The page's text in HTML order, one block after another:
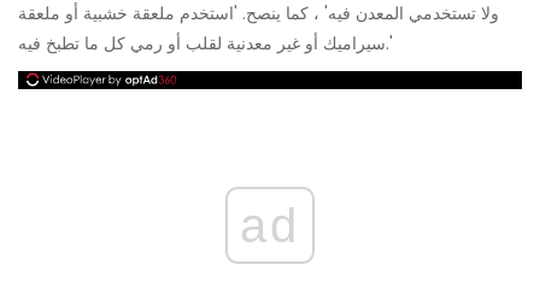
ولا تستخدمي المعدن فيه' ، كما ينصح. 'استخدم ملعقة خشبية أو ملعقة
سيراميك أو غير معدنية لقلب أو رمي كل ما تطبخ فيه.'
ad